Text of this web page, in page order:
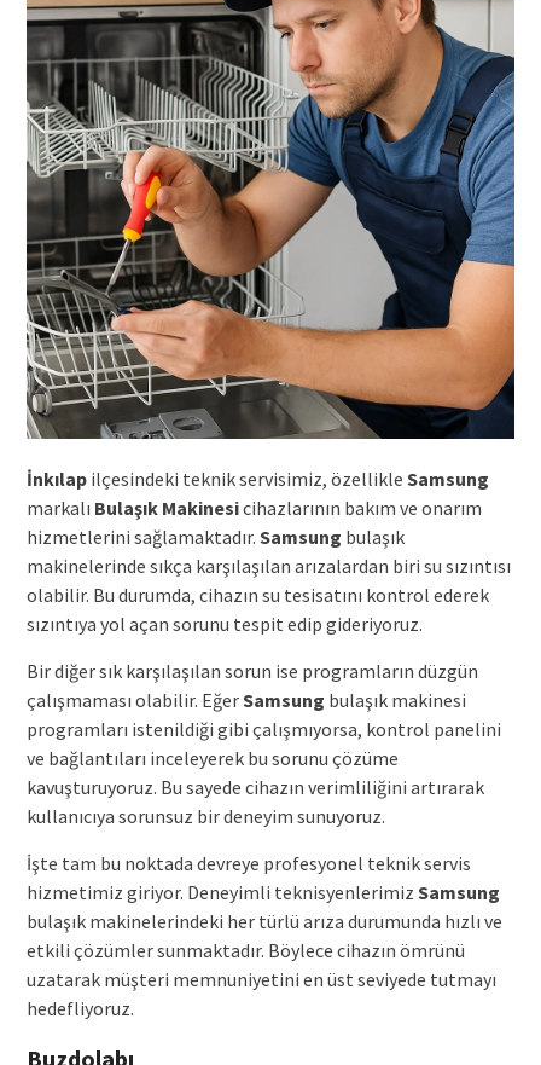
İnkılapilçesindeki teknik servisimiz, özellikle Samsung
markalı Bulaşık Makinesicihazlarının bakım ve onarım
hizmetlerini sağlamaktadır. Samsung bulaşık
makinelerinde sıkça karşılaşılan arızalardan biri su sızıntısı
olabilir. Bu durumda, cihazın su tesisatını kontrol ederek
sızıntıya yol açan sorunu tespit edip gideriyoruz.
Bir diğer sık karşılaşılan sorun ise programların düzgün
çalışmaması olabilir. EğerSamsung bulaşık makinesi
programları istenildiği gibi çalışmıyorsa, kontrol panelini
ve bağlantıları inceleyerek bu sorunu çözüme
kavuşturuyoruz. Bu sayede cihazın verimliliğini artırarak
kullanıcıya sorunsuz bir deneyim sunuyoruz.
İşte tam bu noktada devreye profesyonel teknik servis
hizmetimiz giriyor. Deneyimli teknisyenlerimiz Samsung
bulaşık makinelerindeki her türlü arıza durumunda hızlı ve
etkili çözümler sunmaktadır. Böylece cihazın ömrünü
uzatarak müşteri memnuniyetini en üst seviyede tutmayı
hedefliyoruz.
Buzdolabı